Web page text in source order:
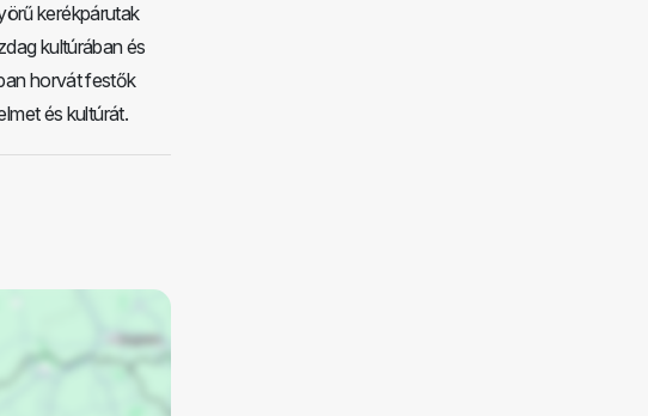
kerékpárutak
kultúrában és
horvát festők
és kultúrát.